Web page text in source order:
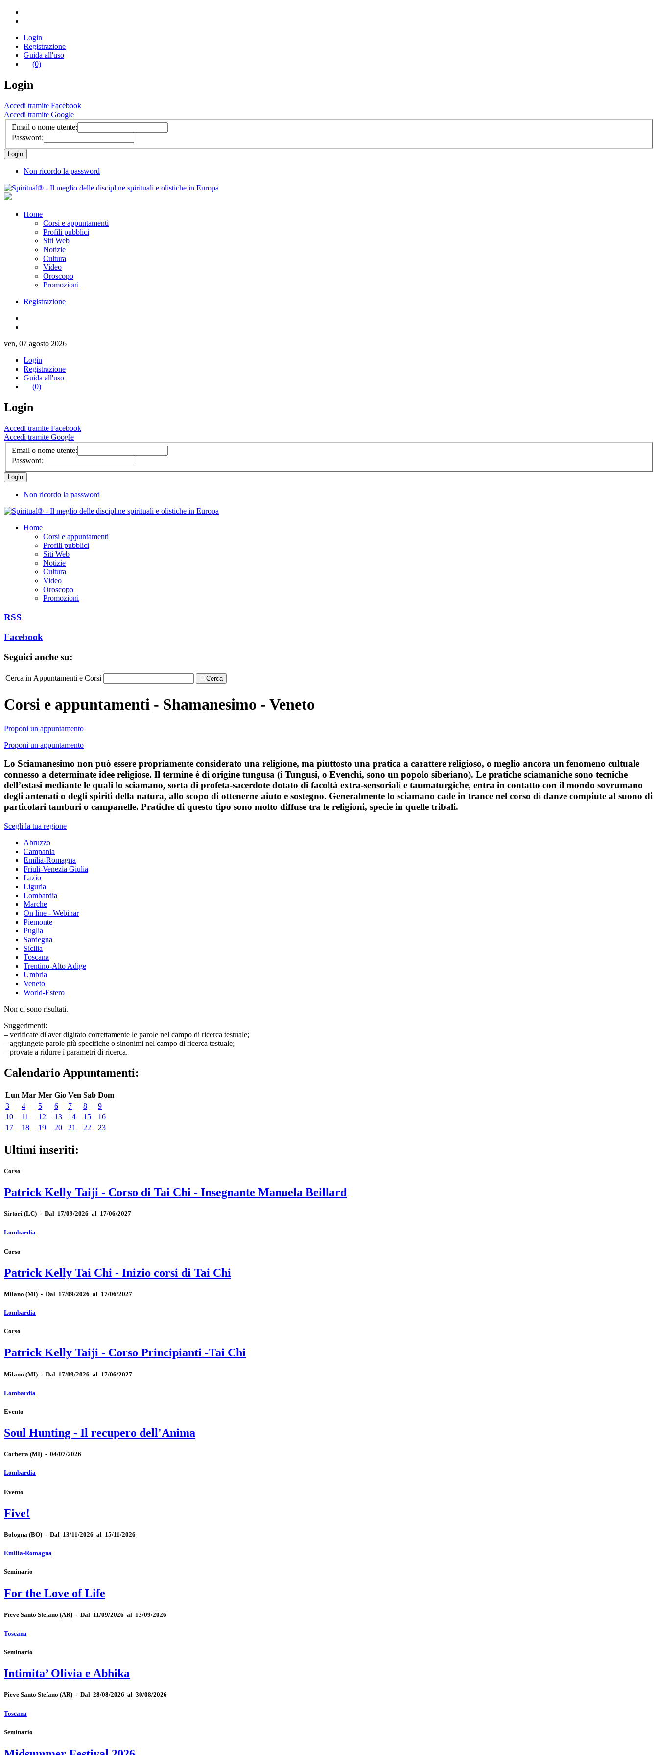
Login
Registrazione
Guida all'uso
(0)
Login
Accedi tramite Facebook
Accedi tramite Google
Email o nome utente:
Password:
Non ricordo la password
Home
Corsi e appuntamenti
Profili pubblici
Siti Web
Notizie
Cultura
Video
Oroscopo
Promozioni
Registrazione
ven, 07 agosto 2026
Login
Registrazione
Guida all'uso
(0)
Login
Accedi tramite Facebook
Accedi tramite Google
Email o nome utente:
Password:
Non ricordo la password
Home
Corsi e appuntamenti
Profili pubblici
Siti Web
Notizie
Cultura
Video
Oroscopo
Promozioni
RSS
Facebook
Seguici anche su:
Cerca in Appuntamenti e Corsi Cerca
Corsi e appuntamenti - Shamanesimo - Veneto
Proponi un appuntamento
Proponi un appuntamento
Lo Sciamanesimo non può essere propriamente considerato una religione, ma piuttosto una pratica a carattere religioso, o meglio ancora un fenomeno cultuale
connesso a determinate idee religiose. Il termine è di origine tungusa (i Tungusi, o Evenchi, sono un popolo siberiano). Le pratiche sciamaniche sono tecniche
dell’estasi mediante le quali lo sciamano, sorta di profeta-sacerdote dotato di facoltà extra-sensoriali e taumaturgiche, entra in contatto con il mondo sovrumano
degli antenati o degli spiriti della natura, allo scopo di ottenerne aiuto e sostegno. Generalmente lo sciamano cade in trance nel corso di danze compiute al suono di
particolari tamburi o campanelle. Pratiche di questo tipo sono molto diffuse tra le religioni, specie in quelle tribali.
Scegli la tua regione
Abruzzo
Campania
Emilia-Romagna
Friuli-Venezia Giulia
Lazio
Liguria
Lombardia
Marche
On line - Webinar
Piemonte
Puglia
Sardegna
Sicilia
Toscana
Trentino-Alto Adige
Umbria
Veneto
World-Estero
Non ci sono risultati.
Suggerimenti:
– verificate di aver digitato correttamente le parole nel campo di ricerca testuale;
– aggiungete parole più specifiche o sinonimi nel campo di ricerca testuale;
– provate a ridurre i parametri di ricerca.
Calendario Appuntamenti:
Lun Mar Mer Gio Ven Sab Dom
3
4 5 6 7 8
9
10
11 12 13 14 15
16
17
18 19 20 21 22 23
Ultimi inseriti:
Corso
Patrick Kelly Taiji - Corso di Tai Chi - Insegnante Manuela Beillard
Sirtori (LC) - Dal 17/09/2026 al 17/06/2027
Lombardia
Corso
Patrick Kelly Tai Chi - Inizio corsi di Tai Chi
Milano (MI) - Dal 17/09/2026 al 17/06/2027
Lombardia
Corso
Patrick Kelly Taiji - Corso Principianti -Tai Chi
Milano (MI) - Dal 17/09/2026 al 17/06/2027
Lombardia
Evento
Soul Hunting - Il recupero dell'Anima
Corbetta (MI) - 04/07/2026
Lombardia
Evento
Five!
Bologna (BO) - Dal 13/11/2026 al 15/11/2026
Emilia-Romagna
Seminario
For the Love of Life
Pieve Santo Stefano (AR) - Dal 11/09/2026 al 13/09/2026
Toscana
Seminario
Intimita’ Olivia e Abhika
Pieve Santo Stefano (AR) - Dal 28/08/2026 al 30/08/2026
Toscana
Seminario